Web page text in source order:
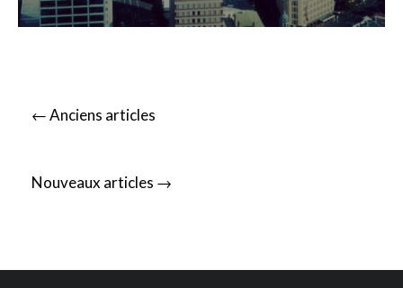
Posts
navigation
←Anciens articles
Nouveaux articles →